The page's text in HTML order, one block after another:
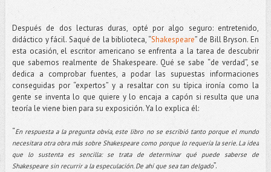
Después de dos lecturas duras, opté por algo seguro: entretenido,
didáctico y fácil. Saqué de la biblioteca, “Shakespeare” de Bill Bryson. En
esta ocasión, el escritor americano se enfrenta a la tarea de descubrir
que sabemos realmente de Shakespeare. Qué se sabe “de verdad”, se
dedica a comprobar fuentes, a podar las supuestas informaciones
conseguidas por “expertos” y a resaltar con su típica ironía como la
gente se inventa lo que quiere y lo encaja a capón si resulta que una
teoría le viene bien para su exposición. Ya lo explica él:
“En respuesta a la pregunta obvia, este libro no se escribió tanto porque el mundo
necesitara otra obra más sobre Shakespeare como porque lo requería la serie. La idea
que lo sustenta es sencilla: se trata de determinar qué puede saberse de
Shakespeare sin recurrir a la especulación. De ahí que sea tan delgado”.